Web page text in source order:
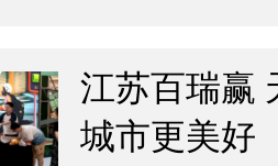
江苏百瑞赢
城市更美好